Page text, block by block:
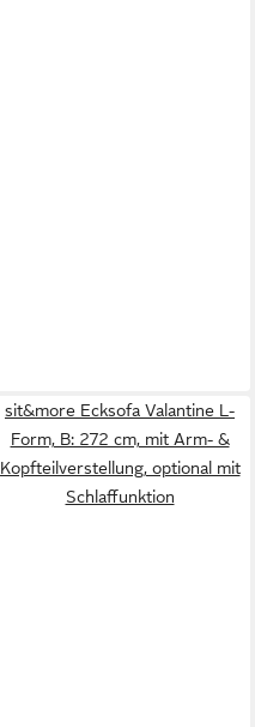
sit&more Ecksofa Valantine L-
Form, B: 272 cm, mit Arm- &
Kopfteilverstellung, optional mit
Schlaffunktion